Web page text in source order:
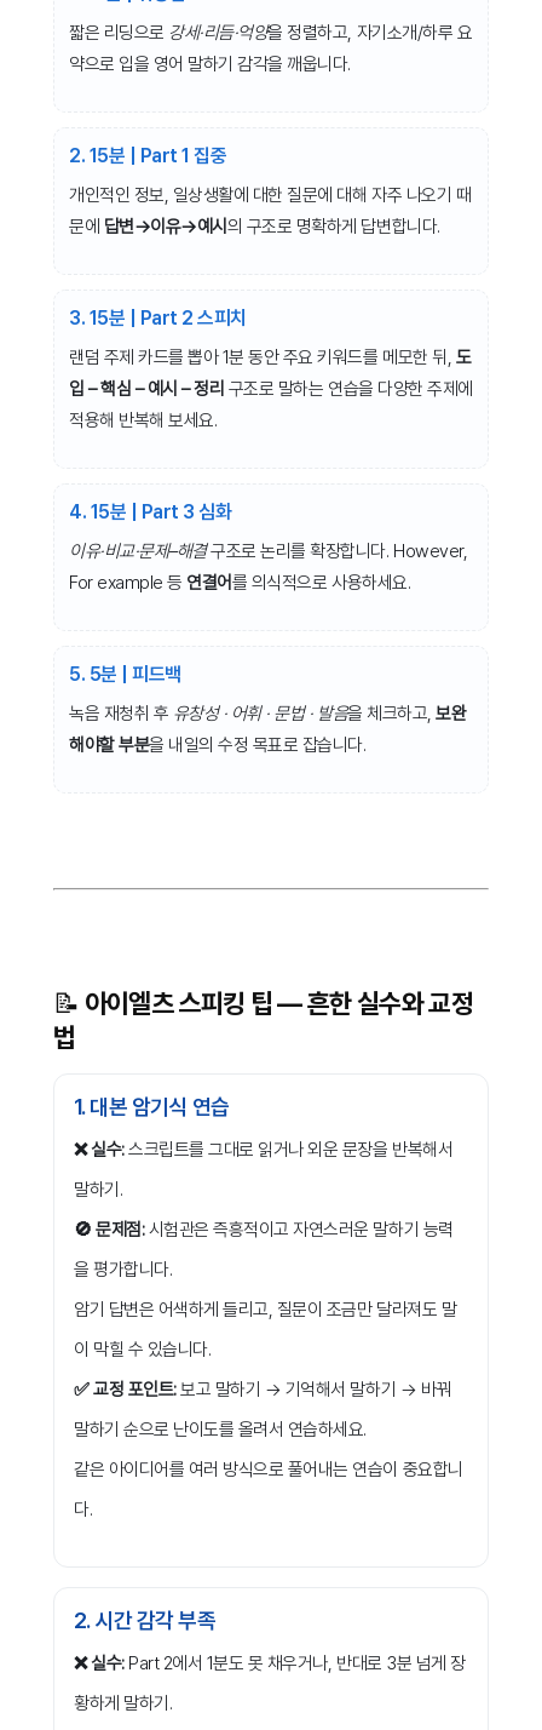
짧은 리딩으로 강세·리듬·억양을 정렬하고, 자기소개/하루 요
약으로 입을 영어 말하기 감각을 깨웁니다.
2. 15분 | Part 1 집중
개인적인 정보, 일상생활에 대한 질문에 대해 자주 나오기 때
문에 답변→이유→예시 의 구조로 명확하게 답변합니다.
3. 15분 | Part 2 스피치
랜덤 주제 카드를 뽑아 1분 동안 주요 키워드를 메모한 뒤, 도
입 – 핵심 – 예시 – 정리 구조로 말하는 연습을 다양한 주제에
적용해 반복해 보세요.
4. 15분 | Part 3 심화
이유·비교·문제–해결구조로 논리를 확장합니다. However,
For example 등 연결어를 의식적으로 사용하세요.
5. 5분 | 피드백
녹음 재청취 후 유창성 · 어휘 · 문법 · 발음을 체크하고,보완
해야할 부분을 내일의 수정 목표로 잡습니다.
📝 아이엘츠 스피킹 팁 — 흔한 실수와 교정
법
1. 대본 암기식 연습
❌ 실수:스크립트를 그대로 읽거나 외운 문장을 반복해서
말하기.
🚫 문제점:시험관은 즉흥적이고 자연스러운 말하기 능력
을 평가합니다.
암기 답변은 어색하게 들리고, 질문이 조금만 달라져도 말
이 막힐 수 있습니다.
✅ 교정 포인트:보고 말하기 → 기억해서 말하기 → 바꿔
말하기 순으로 난이도를 올려서 연습하세요.
같은 아이디어를 여러 방식으로 풀어내는 연습이 중요합니
다.
2. 시간 감각 부족
❌ 실수:Part 2에서 1분도 못 채우거나, 반대로 3분 넘게 장
황하게 말하기.